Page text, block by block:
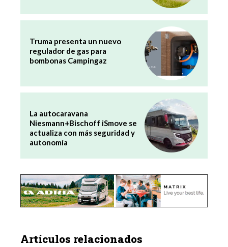
Truma presenta un nuevo
regulador de gas para
bombonas Campingaz
La autocaravana
Niesmann+Bischoff iSmove se
actualiza con más seguridad y
autonomía
Artículos relacionados